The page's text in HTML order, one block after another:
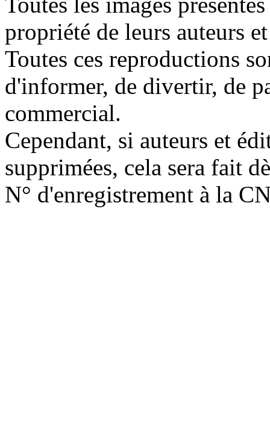
propriété de leurs auteurs
Toutes ces reproductions
d'informer, de divertir, de
commercial.
Cependant, si auteurs et
supprimées, cela sera fait
N° d'enregistrement à la